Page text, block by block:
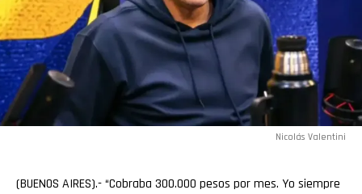
Nicolás Valentini
(BUENOS AIRES).- “Cobraba 300.000 pesos por mes. Yo siempre